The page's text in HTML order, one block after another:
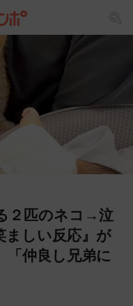
２匹のネコ→泣
しい反応』が
「仲良し兄弟に